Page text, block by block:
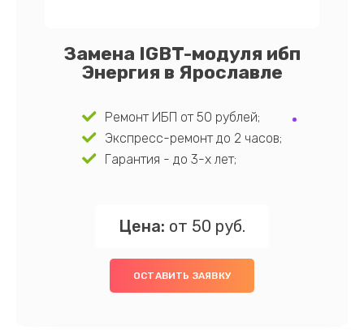
Замена IGBT-модуля ибп
Энергия в Ярославле
Ремонт ИБП от 50 рублей;
Экспресс-ремонт до 2 часов;
Гарантия - до 3-х лет;
Цена: от 50 руб.
ОСТАВИТЬ ЗАЯВКУ